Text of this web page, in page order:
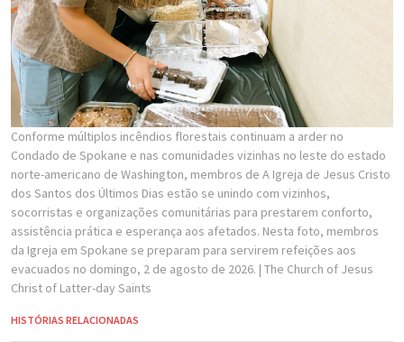
Conforme múltiplos incêndios florestais continuam a arder no
Condado de Spokane e nas comunidades vizinhas no leste do estado
norte-americano de Washington, membros de A Igreja de Jesus Cristo
dos Santos dos Últimos Dias estão se unindo com vizinhos,
socorristas e organizações comunitárias para prestarem conforto,
assistência prática e esperança aos afetados. Nesta foto, membros
da Igreja em Spokane se preparam para servirem refeições aos
evacuados no domingo, 2 de agosto de 2026. | The Church of Jesus
Christ of Latter-day Saints
HISTÓRIAS RELACIONADAS